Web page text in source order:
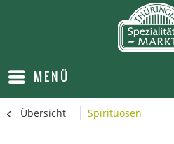
MENÜ
Übersicht Spirituosen